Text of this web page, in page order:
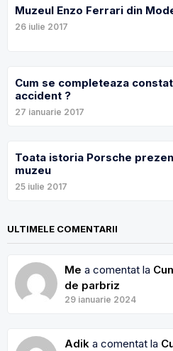
Muzeul Enzo Ferrari din
26 iulie 2017
Cum se completeaza
accident ?
27 ianuarie 2017
Toata istoria Porsche
muzeu
25 iulie 2017
ULTIMELE COMENTARII
Me a comentat la
de parbriz
29 ianuarie 2024
Adik a comentat la